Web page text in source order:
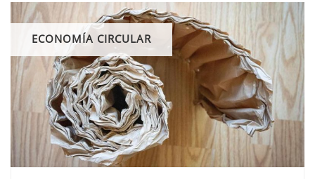
ECONOMÍA CIRCULAR